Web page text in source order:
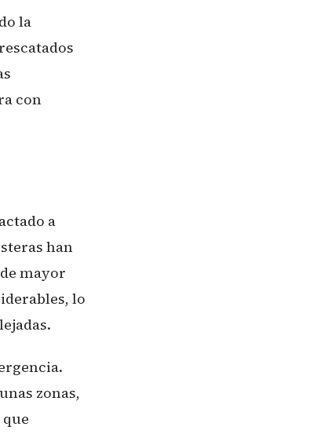
la
con
a
han
mayor
lo
zonas,